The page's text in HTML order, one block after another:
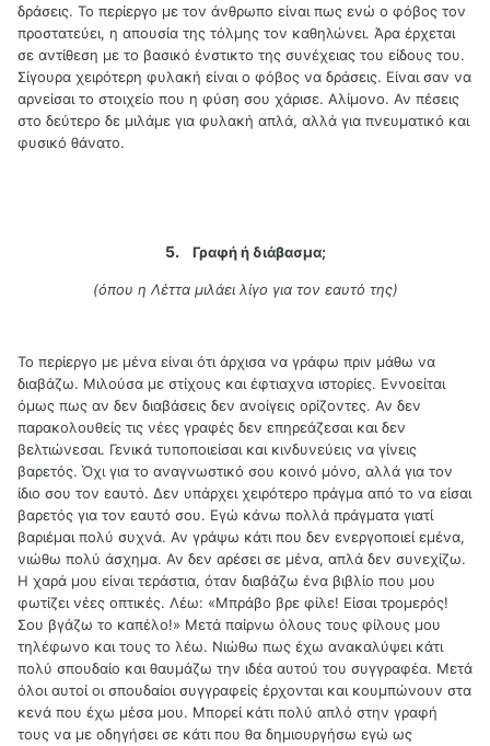
δράσεις. Το περίεργο με τον άνθρωπο είναι πως ενώ ο φόβος τον
προστατεύει, η απουσία της τόλμης τον καθηλώνει. Άρα έρχεται
σε αντίθεση με το βασικό ένστικτο της συνέχειας του είδους του.
Σίγουρα χειρότερη φυλακή είναι ο φόβος να δράσεις. Είναι σαν να
αρνείσαι το στοιχείο που η φύση σου χάρισε. Αλίμονο. Αν πέσεις
στο δεύτερο δε μιλάμε για φυλακή απλά, αλλά για πνευματικό και
φυσικό θάνατο.
5. Γραφή ή διάβασμα;
(όπου η Λέττα μιλάει λίγο για τον εαυτό της)
Το περίεργο με μένα είναι ότι άρχισα να γράφω πριν μάθω να
διαβάζω. Μιλούσα με στίχους και έφτιαχνα ιστορίες. Εννοείται
όμως πως αν δεν διαβάσεις δεν ανοίγεις ορίζοντες. Αν δεν
παρακολουθείς τις νέες γραφές δεν επηρεάζεσαι και δεν
βελτιώνεσαι. Γενικά τυποποιείσαι και κινδυνεύεις να γίνεις
βαρετός. Όχι για το αναγνωστικό σου κοινό μόνο, αλλά για τον
ίδιο σου τον εαυτό. Δεν υπάρχει χειρότερο πράγμα από το να είσαι
βαρετός για τον εαυτό σου. Εγώ κάνω πολλά πράγματα γιατί
βαριέμαι πολύ συχνά. Αν γράψω κάτι που δεν ενεργοποιεί εμένα,
νιώθω πολύ άσχημα. Αν δεν αρέσει σε μένα, απλά δεν συνεχίζω.
Η χαρά μου είναι τεράστια, όταν διαβάζω ένα βιβλίο που μου
φωτίζει νέες οπτικές. Λέω: «Μπράβο βρε φίλε! Είσαι τρομερός!
Σου βγάζω το καπέλο!» Μετά παίρνω όλους τους φίλους μου
τηλέφωνο και τους το λέω. Νιώθω πως έχω ανακαλύψει κάτι
πολύ σπουδαίο και θαυμάζω την ιδέα αυτού του συγγραφέα. Μετά
όλοι αυτοί οι σπουδαίοι συγγραφείς έρχονται και κουμπώνουν στα
κενά που έχω μέσα μου. Μπορεί κάτι πολύ απλό στην γραφή
τους να με οδηγήσει σε κάτι που θα δημιουργήσω εγώ ως